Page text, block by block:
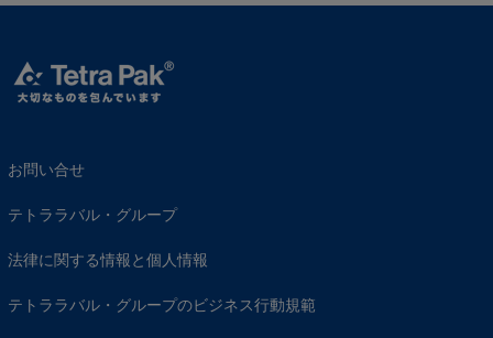
お問い合せ
テトララバル・グループ
法律に関する情報と個人情報
テトララバル・グループのビジネス行動規範